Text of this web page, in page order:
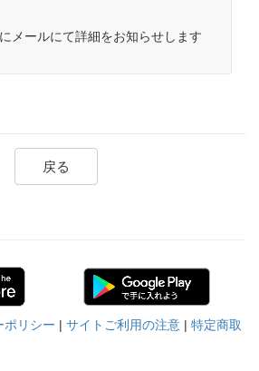
メールにて詳細をお知らせします
戻る
ポリシー | サイトご利用の注意 | 特定商取